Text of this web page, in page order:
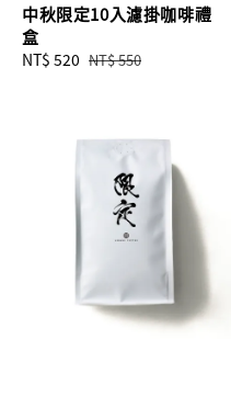
中秋限定10入濾掛咖啡禮
盒
Sale
NT$ 520 Regular
NT$ 550